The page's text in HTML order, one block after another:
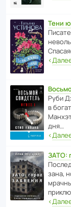
Тени
‹
Руби
в
дня…
‹
ЗАТО:
зана,
‹